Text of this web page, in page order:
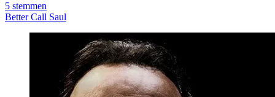
5 stemmen
Better Call Saul